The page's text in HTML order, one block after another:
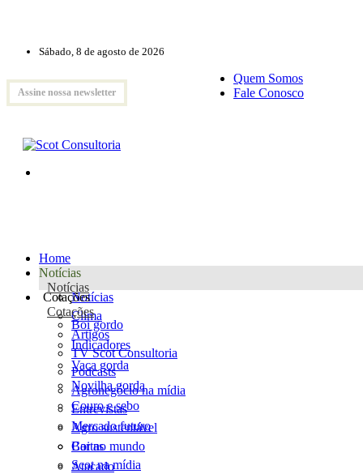
Sábado, 8 de agosto de 2026
Assine nossa newsletter
Quem Somos
Fale Conosco
Home
Notícias
Notícias
Notícias
Clima
Artigos
TV Scot Consultoria
Podcasts
Agronegócio na mídia
Entrevistas
Agro sustentável
Cartas
Scot na mídia
Cotações
Cotações
Boi gordo
Indicadores
Vaca gorda
Novilha gorda
Couro e sebo
Mercado futuro
Boi no mundo
Atacado